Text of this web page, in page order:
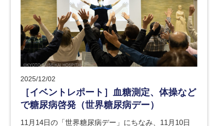
2025/12/02
［イベントレポート］血糖測定、体操など
で糖尿病啓発（世界糖尿病デー）
11月14日の「世界糖尿病デー」にちなみ、11月10日